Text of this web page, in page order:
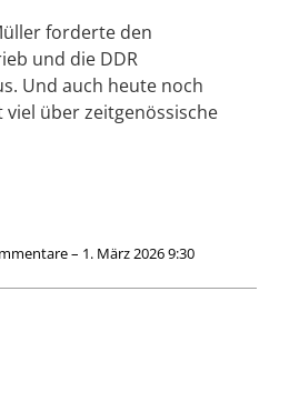
forderte den
und die DDR
Und auch heute noch
viel über zeitgenössische
– 1. März 2026 9:30